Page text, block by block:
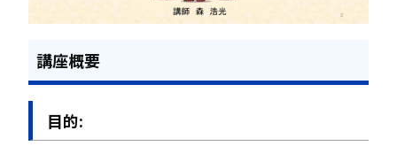
講座概要
目的: